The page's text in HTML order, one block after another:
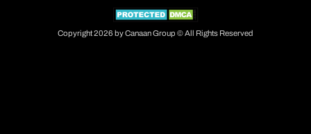
quần
áo
theo
bảng
size
khi
Copyright 2026 by Canaan Group © All Rights Reserved